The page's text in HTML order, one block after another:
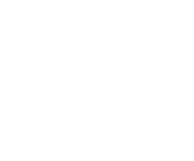
Compartilhe